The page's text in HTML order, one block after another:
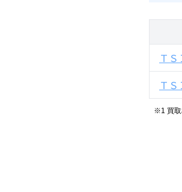
Ｔ
Ｔ
※1 買取